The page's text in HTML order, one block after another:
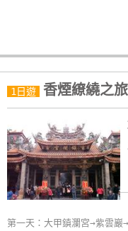
管
理
員
帳
戶
客
1日遊 香煙繚繞之旅
第一天：大甲鎮瀾宮→紫雲